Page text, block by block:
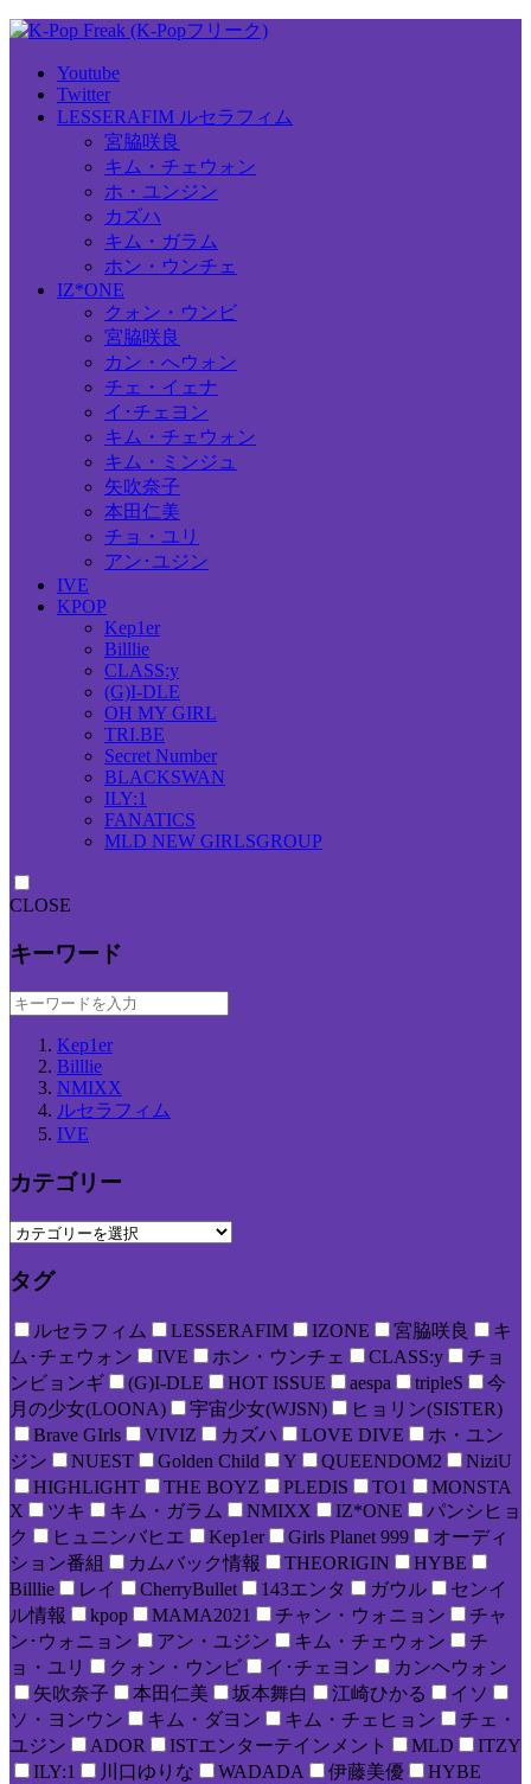
Youtube
Twitter
LESSERAFIM ルセラフィム
宮脇咲良
キム・チェウォン
ホ・ユンジン
カズハ
キム・ガラム
ホン・ウンチェ
IZ*ONE
クォン・ウンビ
宮脇咲良
カン・へウォン
チェ・イェナ
イ･チェヨン
キム・チェウォン
キム・ミンジュ
矢吹奈子
本田仁美
チョ・ユリ
アン･ユジン
IVE
KPOP
Kep1er
Billlie
CLASS:y
(G)I-DLE
OH MY GIRL
TRI.BE
Secret Number
BLACKSWAN
ILY:1
FANATICS
MLD NEW GIRLSGROUP
CLOSE
キーワード
Kep1er
Billlie
NMIXX
ルセラフィム
IVE
カテゴリー
タグ
ルセラフィム LESSERAFIM IZONE 宮脇咲良
キ
ム･チェウォン
IVE ホン・ウンチェ CLASS:y
チョ
ンビョンギ
(G)I-DLE HOT ISSUE aespa tripleS
今
月の少女(LOONA)
宇宙少女(WJSN)
ヒョリン(SISTER)
Brave GIrls
VIVIZ カズハ LOVE DIVE
ホ・ユン
ジン
NUEST Golden Child Y QUEENDOM2
NiziU
HIGHLIGHT
THE BOYZ PLEDIS TO1
MONSTA
X
ツキ キム・ガラム NMIXX IZ*ONE
パンシヒョ
ク
ヒュニンバヒエ Kep1er Girls Planet 999
オーディ
ション番組
カムバック情報 THEORIGIN
HYBE
Billlie
レイ CherryBullet 143エンタ ガウル
センイ
ル情報
kpop MAMA2021 チャン・ウォニョン
チャ
ン･ウォニョン
アン・ユジン キム・チェウォン
チ
ョ・ユリ
クォン・ウンビ イ･チェヨン
カンヘウォン
矢吹奈子
本田仁美 坂本舞白 江崎ひかる
イソ
ソ・ヨンウン
キム・ダヨン キム・チェヒョン
チェ・
ユジン
ADOR ISTエンターテインメント MLD
ITZY
ILY:1
川口ゆりな WADADA 伊藤美優
HYBE